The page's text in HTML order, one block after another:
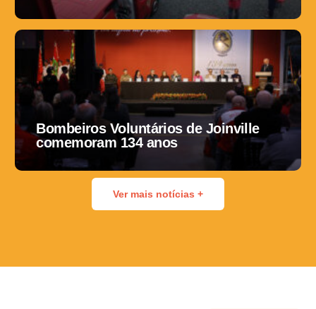
Bombeiros Voluntários de Joinville
comemoram 134 anos
Ver mais notícias +